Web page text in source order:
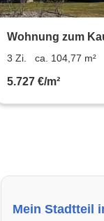
Wohnung zum
104.77 m²
3 Zi. ca. 104,77 m²
5.727 €/m²
Mein Stadtteil